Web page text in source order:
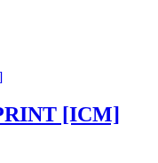
[ICM]